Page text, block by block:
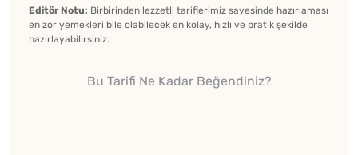
Editör Notu: Birbirinden lezzetli tariflerimiz sayesinde hazırlaması
en zor yemekleri bile olabilecek en kolay, hızlı ve pratik şekilde
hazırlayabilirsiniz.
Bu Tarifi Ne Kadar Beğendiniz?